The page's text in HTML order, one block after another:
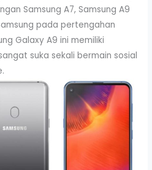
Samsung A7, Samsung A9
pada pertengahan
Galaxy A9 ini memiliki
suka sekali bermain sosial